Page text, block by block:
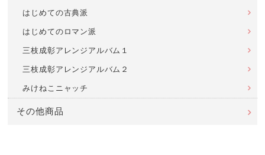
はじめての古典派
はじめてのロマン派
三枝成彰アレンジアルバム１
三枝成彰アレンジアルバム２
みけねこニャッチ
その他商品